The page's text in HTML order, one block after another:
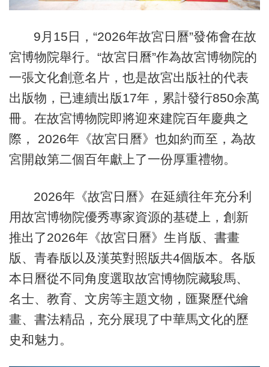
9月15日，“2026年故宮日曆”發佈會在故
宮博物院舉行。“故宮日曆”作為故宮博物院的
一張文化創意名片，也是故宮出版社的代表
出版物，已連續出版17年，累計發行850余萬
冊。在故宮博物院即將迎來建院百年慶典之
際， 2026年《故宮日曆》也如約而至，為故
宮開啟第二個百年獻上了一份厚重禮物。
2026年《故宮日曆》在延續往年充分利
用故宮博物院優秀專家資源的基礎上，創新
推出了2026年《故宮日曆》生肖版、書畫
版、青春版以及漢英對照版共4個版本。各版
本日曆從不同角度選取故宮博物院藏駿馬、
名士、教育、文房等主題文物，匯聚歷代繪
畫、書法精品，充分展現了中華馬文化的歷
史和魅力。